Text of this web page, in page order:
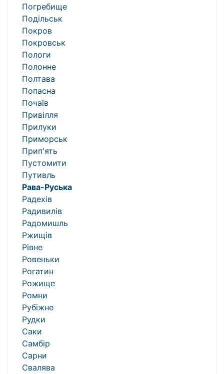
Погребище
Подільськ
Покров
Покровськ
Пологи
Полонне
Полтава
Попасна
Почаїв
Привілля
Прилуки
Приморськ
Прип'ять
Пустомити
Путивль
Рава-Руська
Радехів
Радивилів
Радомишль
Ржищів
Рівне
Ровеньки
Рогатин
Рожище
Ромни
Рубіжне
Рудки
Саки
Самбір
Сарни
Свалява